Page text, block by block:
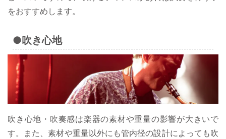
をおすすめします。
●吹き心地
吹き心地・吹奏感は楽器の素材や重量の影響が大きいで
す。また、素材や重量以外にも管内径の設計によっても吹